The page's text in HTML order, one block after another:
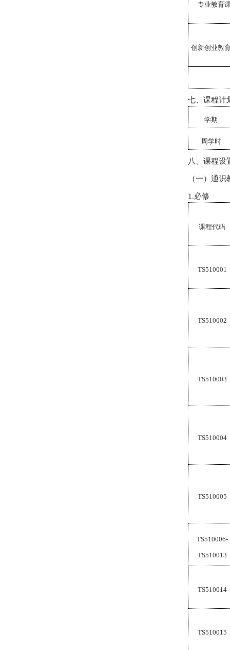
专业教育
创新创业教
七、课程计
学期
周学时
八、课程设
（一）通识
1.必修
课程代码
TS510001
TS510002
TS510003
TS510004
TS510005
TS510006-
TS510013
TS510014
TS510015